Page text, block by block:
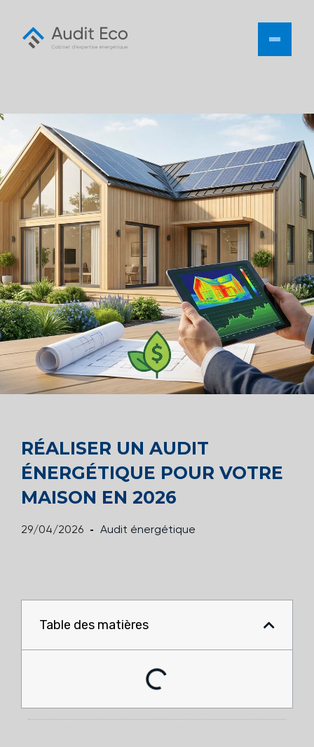
RÉALISER UN AUDIT
ÉNERGÉTIQUE POUR VOTRE
MAISON EN 2026
29/04/2026 Audit énergétique
Table des matières